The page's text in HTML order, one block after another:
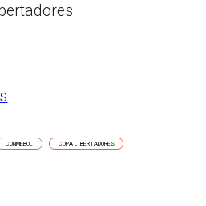
CONMEBOL COPA LIBERTADORES